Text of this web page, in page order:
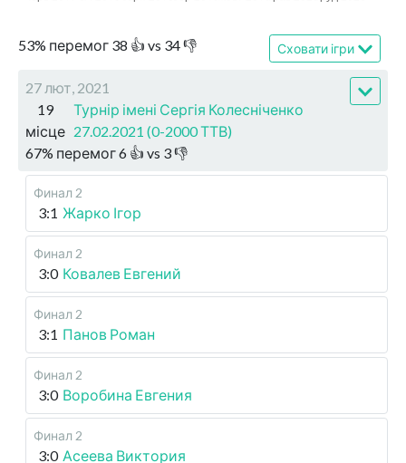
53% перемог 38 👍 vs 34👎 Сховати ігри
27 лют, 2021
19
місце
Турнір імені Сергія Колесніченко
27.02.2021 (0-2000 ТТВ)
67% перемог6 👍 vs 3👎
Финал 2
3:1 Жарко Ігор
Финал 2
3:0 Ковалев Евгений
Финал 2
3:1 Панов Роман
Финал 2
3:0 Воробина Евгения
Финал 2
3:0 Асеева Виктория